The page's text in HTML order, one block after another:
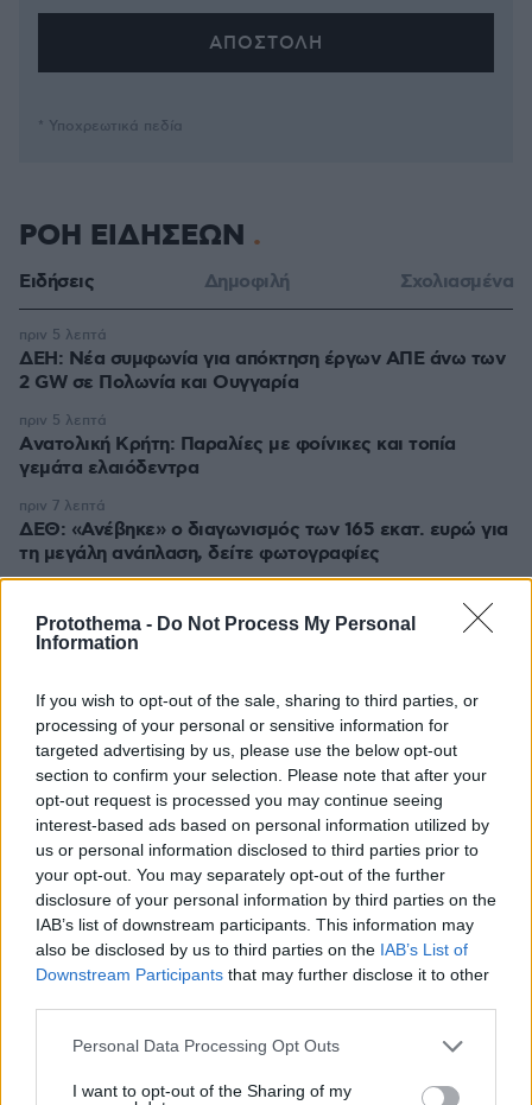
Protothema - Do Not Process My Personal
Information
If you wish to opt-out of the sale, sharing to third parties, or
processing of your personal or sensitive information for
targeted advertising by us, please use the below opt-out
section to confirm your selection. Please note that after your
opt-out request is processed you may continue seeing
interest-based ads based on personal information utilized by
us or personal information disclosed to third parties prior to
your opt-out. You may separately opt-out of the further
disclosure of your personal information by third parties on the
IAB’s list of downstream participants. This information may
also be disclosed by us to third parties on the IAB’s List of
Downstream Participants that may further disclose it to other
Please note that this website/app uses one or more Google
not limited to your visit or usage behaviour. You may click to
Personal Data Processing Opt Outs
I want to opt-out of the Sharing of my
* Υποχρεωτικά πεδία
ΡΟΗ ΕΙΔΗΣΕΩΝ
Ειδήσεις Δημοφιλή Σχολιασμένα
ΔΕΗ: Νέα συμφωνία για απόκτηση έργων ΑΠΕ άνω των
2 GW σε Πολωνία και Ουγγαρία
πριν 5 λεπτά
Aνατολική Κρήτη: Παραλίες με φοίνικες και τοπία
γεμάτα ελαιόδεντρα
πριν 5 λεπτά
ΔΕΘ: «Ανέβηκε» ο διαγωνισμός των 165 εκατ. ευρώ για
τη μεγάλη ανάπλαση, δείτε φωτογραφίες
πριν 7 λεπτά
«Νόμιζα ότι ήταν νεκρός»: Η απίστευτη ιστορία του
Μπάρνεϊ, του παπαγάλου που εκλάπη το 2017 και
Ομάδα Ρώσων χάκερ που συνδέεται με το Κρεμλίνο
πίσω από πλαστό βίντεο για την παραίτηση του Μερτς
πριν 12 λεπτά
Οι απογευματινές βουτιές της Μαρίας Σολωμού στη
θάλασσα: Σκέφτεστε τίποτα καλύτερο; έγραψε
πριν 16 λεπτά
Μπαρτσελόνα: Ακύρωσε φιλικό παιχνίδι στο Μαρόκο
λόγω της κρίσης στη Θέουτα
πριν 21 λεπτά
Φάτε σούπα με κρέας... σκύλου: Τα κρατικά ΜΜΕ στη
Βόρεια Κορέα τη συστήνουν ως διέξοδο στον καύσωνα
πριν 23 λεπτά
καταναλώνουμε
πριν 25 λεπτά